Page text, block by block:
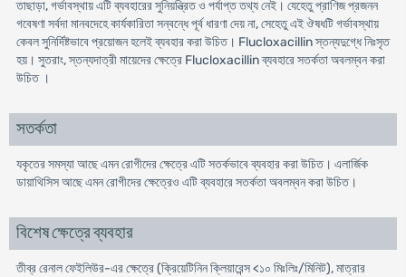
তাছাড়া, গর্ভাবস্থায় এটি ব্যবহারের সুনিয়ন্ত্রিত ও পর্যাপ্ত তথ্য নেই। যেহেতু প্রাণিজ প্রজনন
গবেষণা সর্বদা মানবদেহে কার্যকারিতা সন্বন্ধে পূর্ব ধারণা দেয় না, সেহেতু এই ঔষধটি গর্ভাবস্থায়
কেবল সুনির্দিষ্টভাবে প্রয়োজন হলেই ব্যবহার করা উচিত। Flucloxacillin স্তন্যদুগ্ধে নিঃসৃত
হয়। সুতরাং, স্তন্যদাত্রী মায়েদের ক্ষেত্রে Flucloxacillin ব্যবহারে সতর্কতা অবলম্বন করা
উচিত ।
সতর্কতা
যকৃতের সমস্যা আছে এমন রোগীদের ক্ষেত্রে এটি সতর্কভাবে ব্যবহার করা উচিত। এলার্জিক
ডায়াথিসিস আছে এমন রোগীদের ক্ষেত্রেও এটি ব্যবহারে সতর্কতা অবলম্বন করা উচিত।
বিশেষ ক্ষেত্রে ব্যবহার
তীব্র রেনাল ফেইলিউর-এর ক্ষেত্রে (ক্রিয়েটিনিন ক্লিয়ারেন্স <১০ মিঃলিঃ/মিনিট), মাত্রার